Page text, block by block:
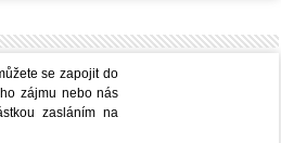
se zapojit do
zájmu nebo nás
zasláním na